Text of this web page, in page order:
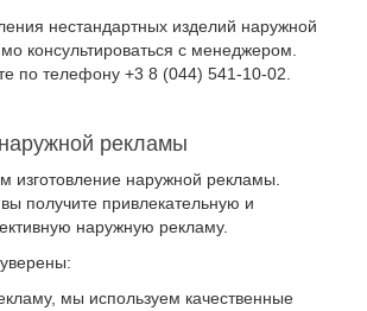
нестандартных изделий наружной
консультироваться с менеджером.
по телефону +3 8 (044) 541-10-02.
рекламы
изготовление наружной рекламы.
получите привлекательную и
наружную рекламу.
мы используем качественные